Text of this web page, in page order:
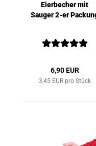
Eierbecher mit
Sauger 2-er
6,90 EUR
3,45 EUR pro Stück